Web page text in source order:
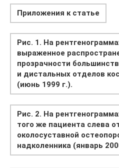
Приложения к статье
Рис. 1. На
выраженное
прозрачности
и дистальных отделов
(июнь 1999 г.).
Рис. 2. На
того же пациента слева
околосуставной
надколенника (январь